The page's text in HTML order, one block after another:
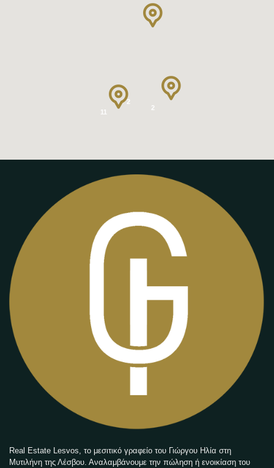
11
2
2
Real Estate Lesvos, το μεσιτικό γραφείο του Γιώργου Ηλία στη
Μυτιλήνη της Λέσβου. Αναλαμβάνουμε την πώληση ή ενοικίαση του